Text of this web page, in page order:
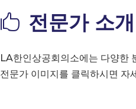
 전문가 소개
LA한인상공회의소에는 다양한
전문가 이미지를 클릭하시면 자